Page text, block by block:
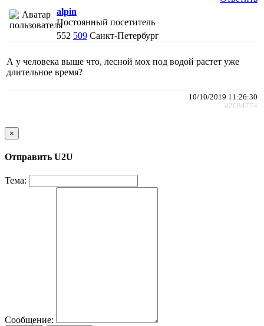
alpin
Постоянный посетитель
552 509 Санкт-Петербург
А у человека выше что, лесной мох под водой растет уже
длительное время?
10/10/2019 11:26:30
#2684774
×
Отправить U2U
Тема:
Сообщение: